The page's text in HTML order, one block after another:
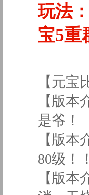
玩法
宝5重
【元宝
【版
是爷！
【版
80级！！
【版